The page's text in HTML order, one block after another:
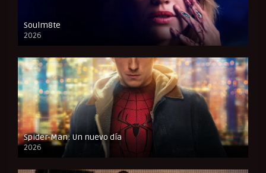
Soulm8te
2026
FULL HD
Spider-Man: Un nuevo día
2026
CAM